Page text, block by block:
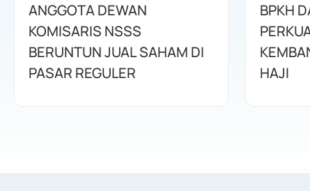
ANGGOTA DEWAN
KOMISARIS NSSS
BERUNTUN JUAL SAHAM DI
PASAR REGULER
BPKH
HAJI